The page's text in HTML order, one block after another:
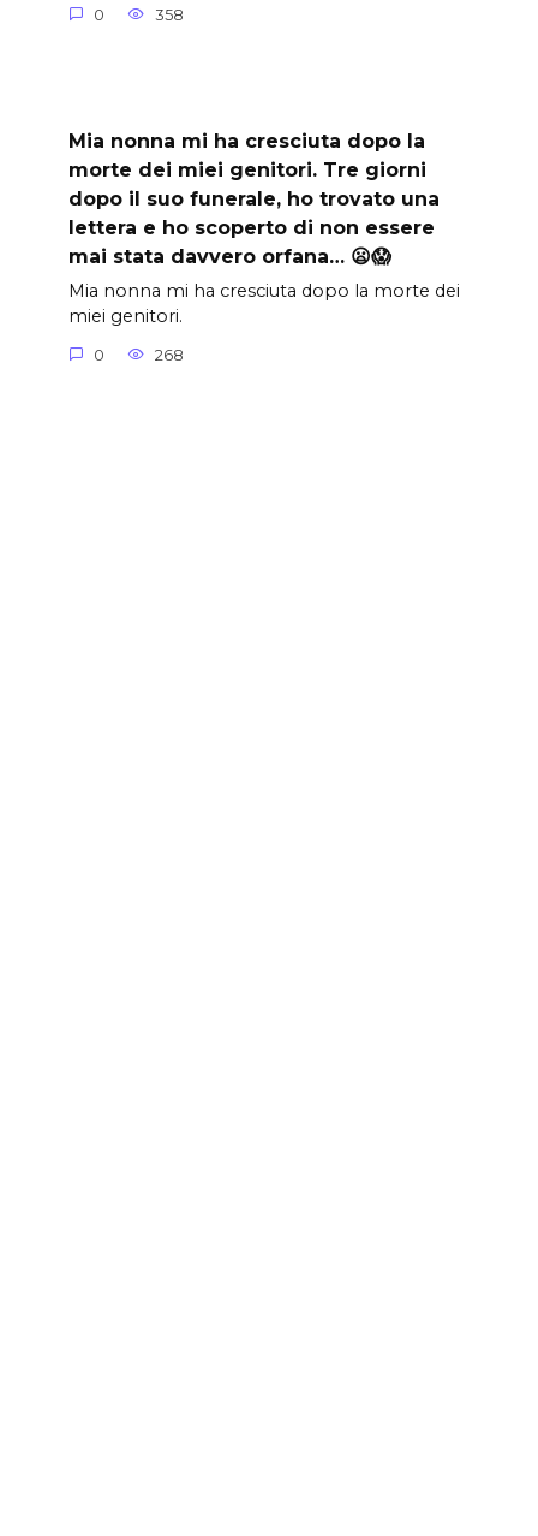
0 358
Mia nonna mi ha cresciuta dopo la
morte dei miei genitori. Tre giorni
dopo il suo funerale, ho trovato una
lettera e ho scoperto di non essere
mai stata davvero orfana… 😦😱
Mia nonna mi ha cresciuta dopo la morte dei
miei genitori.
0 268